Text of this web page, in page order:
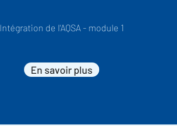
Intégration de l'AQSA - module 1
En savoir plus